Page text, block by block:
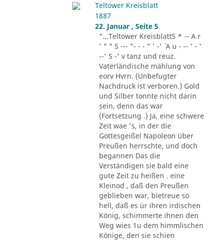
Teltower Kreisblatt
1887
22. Januar , Seite 5
"...Teltower KreisblattS * -- A r
' " " S --- "- - - " ' -' ´ A u - -- ' - '
--' S -' v tanz und reuz.
Vaterländische mählung von
eorv Hvrn. (Unbefugter
Nachdruck ist verboren.) Gold
und Silber tonnte nicht darin
sein, denn das war
(Fortsetzung .) Ja, eine schwere
Zeit wae 's, in der die
Gottesgeißel Napoleon über
Preußen herrschte, und doch
begannen Das die
Verständigen sie bald eine
gute Zeit zu heißen . eine
Kleinod , daß den Preußen
geblieben war, bietreue so
hell, daß es ür ihren irdischen
König, schimmerte ihnen den
Weg wies 1u dem himmlischen
Könige, den sie schien